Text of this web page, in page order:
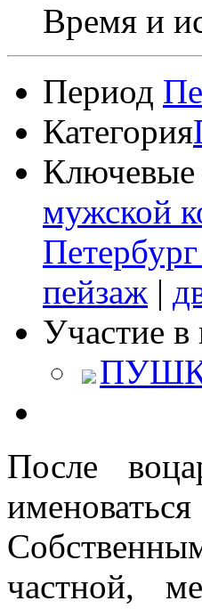
Время и
Период
Категория
Ключевые
мужской
пейзаж |
Участие в
После
частной,